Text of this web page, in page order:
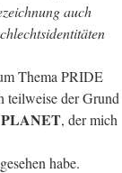
auch
Thema PRIDE
teilweise der Grund
, der mich
habe.